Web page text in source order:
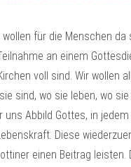
für die Menschen da
an einem
voll sind. Wir wollen
sind, wo sie leben, wo
uns Abbild Gottes, in
Diese
einen Beitrag leisten.